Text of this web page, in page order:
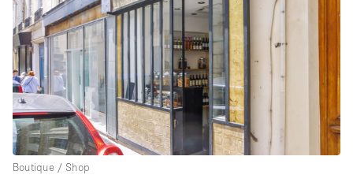
Boutique / Shop